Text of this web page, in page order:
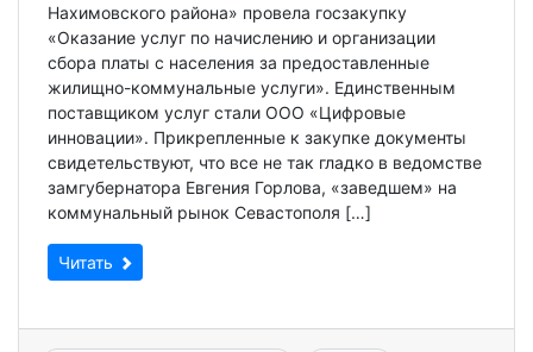
Нахимовского района» провела госзакупку
«Оказание услуг по начислению и организации
сбора платы с населения за предоставленные
жилищно-коммунальные услуги». Единственным
поставщиком услуг стали ООО «Цифровые
инновации». Прикрепленные к закупке документы
свидетельствуют, что все не так гладко в ведомстве
замгубернатора Евгения Горлова, «заведшем» на
коммунальный рынок Севастополя […]
Читать